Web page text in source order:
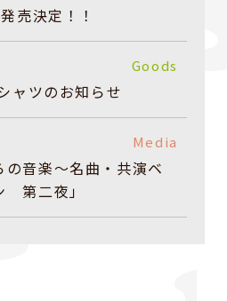
売決定！！
Goods
ャツのお知らせ
Media
の音楽～名曲・共演ベ
第二夜」